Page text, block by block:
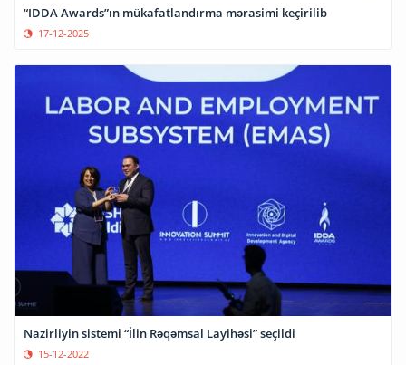
“IDDA Awards”ın mükafatlandırma mərasimi keçirilib
17-12-2025
Nazirliyin sistemi “İlin Rəqəmsal Layihəsi” seçildi
15-12-2022